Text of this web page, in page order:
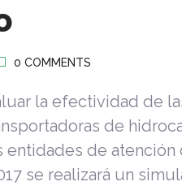
0 COMMENTS
la efectividad de
de
entidades de
se realizará un